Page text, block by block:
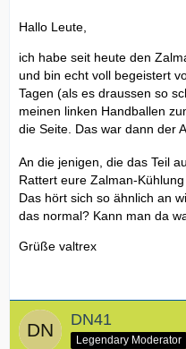
Hallo Leute,
ich habe seit heute den
und bin echt voll begeistert
Tagen (als es draussen so
meinen linken Handballen
die Seite. Das war dann der
An die jenigen, die das Teil
Rattert eure Zalman-
Das hört sich so ähnlich an
das normal? Kann man da
Grüße valtrex
DN41
Legendary Moderator